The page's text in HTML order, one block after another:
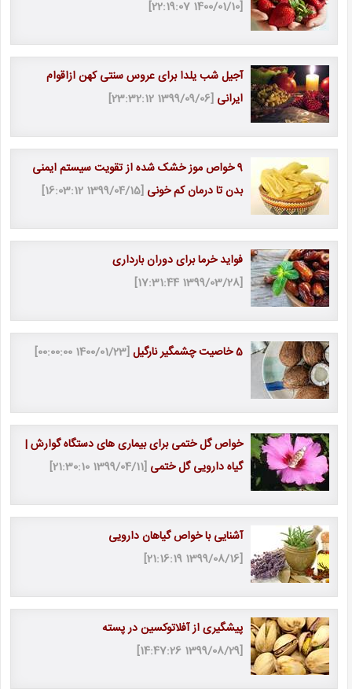
[1400/01/10 22:19:07]
آجیل شب یلدا برای عروس سنتی کهن ازاقوام
ایرانی [1399/09/06 23:32:12]
9 خواص موز خشک شده از تقویت سیستم ایمنی
بدن تا درمان کم خونی [1399/04/15 16:03:12]
فواید خرما برای دوران بارداری
[1399/03/28 17:31:44]
5 خاصیت چشمگیر نارگیل [1400/01/23 00:00:00]
خواص گل ختمی برای بیماری های دستگاه گوارش |
گیاه دارویی گل ختمی [1399/04/11 21:30:10]
آشنایی با خواص گیاهان دارویی
[1399/08/16 21:16:19]
پیشگیری از آفلاتوکسین در پسته
[1399/08/29 14:47:26]